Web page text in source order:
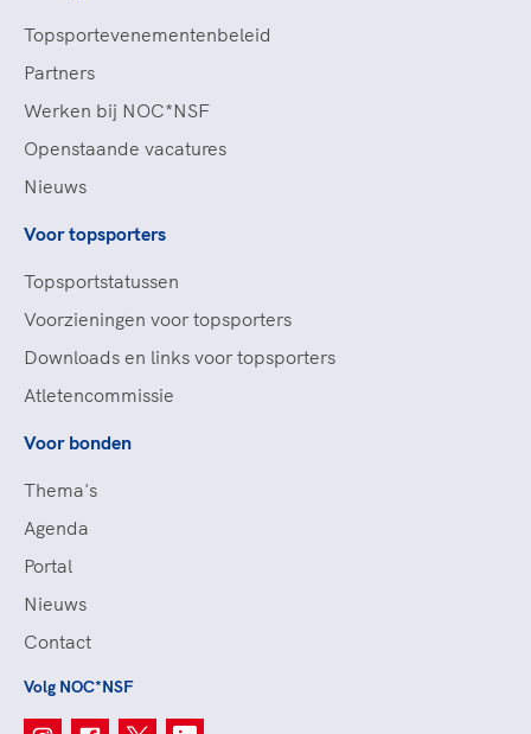
Topsportevenementenbeleid
Partners
Werken bij NOC*NSF
Openstaande vacatures
Nieuws
Voor topsporters
Topsportstatussen
Voorzieningen voor topsporters
Downloads en links voor topsporters
Atletencommissie
Voor bonden
Thema's
Agenda
Portal
Nieuws
Contact
Volg NOC*NSF